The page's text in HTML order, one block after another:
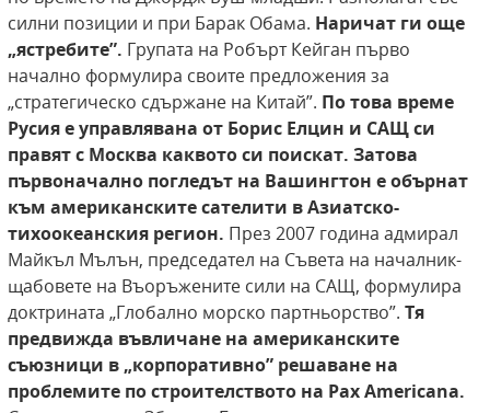
силни позиции и при Барак Обама. Наричат ги още
„ястребите”. Групата на Робърт Кейган първо
начално формулира своите предложения за
„стратегическо сдържане на Китай”. По това време
Русия е управлявана от Борис Елцин и САЩ си
правят с Москва каквото си поискат. Затова
първоначално погледът на Вашингтон е обърнат
към американскитесателити в Азиатско-
тихоокеанския регион. През 2007 година адмирал
Майкъл Мълън, председател на Съвета на началник-
щабовете на Въоръжените сили на САЩ, формулира
доктрината „Глобално морско партньорство”. Тя
предвижда въвличане на американските
съюзници в„корпоративно” решаване на
проблемите по строителството на Pax Americana.